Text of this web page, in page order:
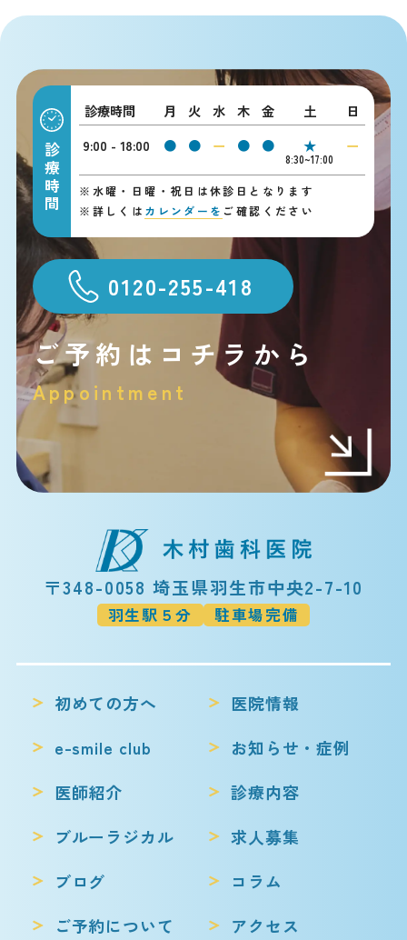
診療時間
診療時間 月 火 水 木 金 土
日
9:00 - 18:00
● ● ー ● ● ★
8:30~17:00
ー
※ 水曜・日曜・祝日は休診日となります
※ 詳しくは カレンダーを ご確認ください
0120-255-418
ご予約はコチラから
Appointment
〒348-0058 埼玉県羽生市中央2-7-10
羽生駅５分 駐車場完備
初めての方へ
医院情報
e-smile club
お知らせ・症例
医師紹介
診療内容
ブルーラジカル
求人募集
ブログ
コラム
ご予約について
アクセス